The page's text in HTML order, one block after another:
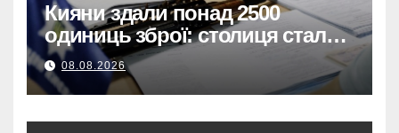
Кияни здали понад 2500
одиниць зброї: столиця стала
безпечнішою
08.08.2026